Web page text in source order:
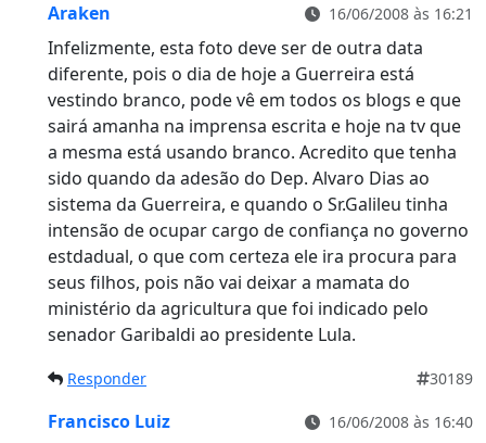
Araken 16/06/2008 às 16:21
Infelizmente, esta foto deve ser de outra data
diferente, pois o dia de hoje a Guerreira está
vestindo branco, pode vê em todos os blogs e que
sairá amanha na imprensa escrita e hoje na tv que
a mesma está usando branco. Acredito que tenha
sido quando da adesão do Dep. Alvaro Dias ao
sistema da Guerreira, e quando o Sr.Galileu tinha
intensão de ocupar cargo de confiança no governo
estdadual, o que com certeza ele ira procura para
seus filhos, pois não vai deixar a mamata do
ministério da agricultura que foi indicado pelo
senador Garibaldi ao presidente Lula.
Responder 30189
Francisco Luiz 16/06/2008 às 16:40